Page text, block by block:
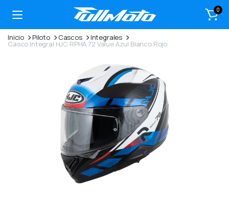
0
Inicio Piloto Cascos Integrales
Casco Integral HJC RPHA 72 Value Azul Blanco Rojo